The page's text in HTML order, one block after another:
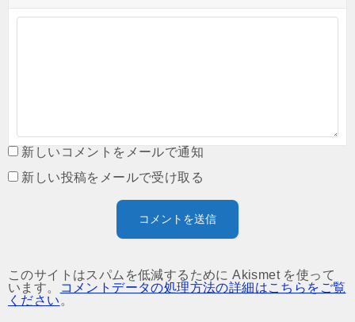
新しいコメントをメールで通知
新しい投稿をメールで受け取る
このサイトはスパムを低減するために Akismet を使って
います。
コメントデータの処理方法の詳細はこちらをご覧
ください 。